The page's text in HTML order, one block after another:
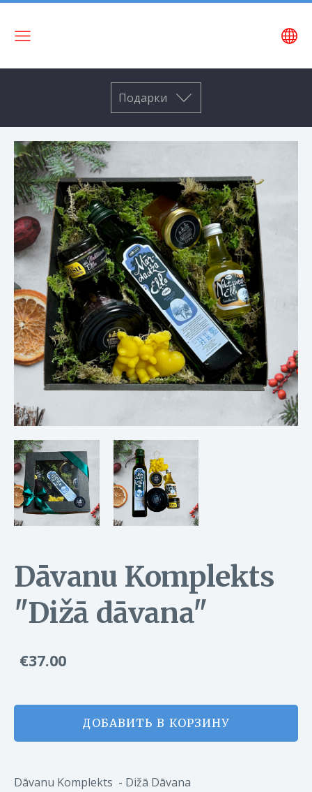
Подарки
Dāvanu Komplekts
"Dižā dāvana"
€37.00
ДОБАВИТЬ В КОРЗИНУ
Dāvanu Komplekts - Dižā Dāvana